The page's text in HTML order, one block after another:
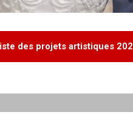
des projets artistiques